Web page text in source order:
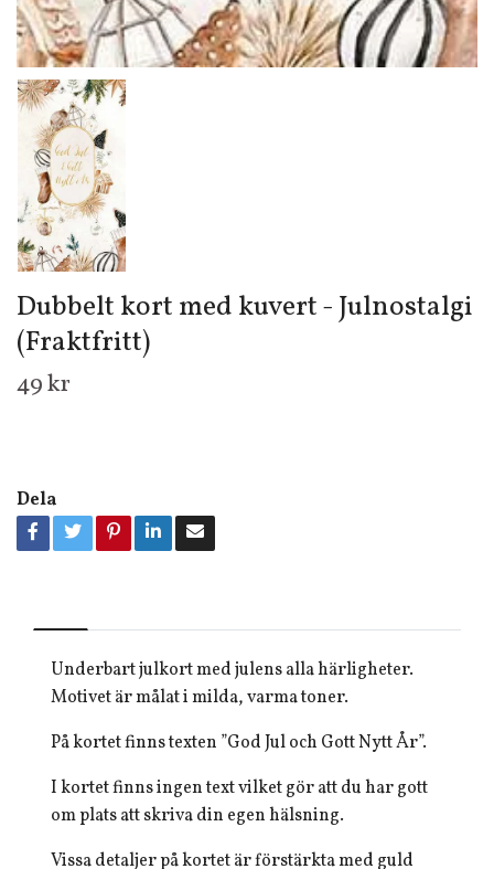
Dubbelt kort med kuvert - Julnostalgi
(Fraktfritt)
49 kr
Dela
Underbart julkort med julens alla härligheter.
Motivet är målat i milda, varma toner.
På kortet finns texten ”God Jul och Gott Nytt År”.
I kortet finns ingen text vilket gör att du har gott
om plats att skriva din egen hälsning.
Vissa detaljer på kortet är förstärkta med guld